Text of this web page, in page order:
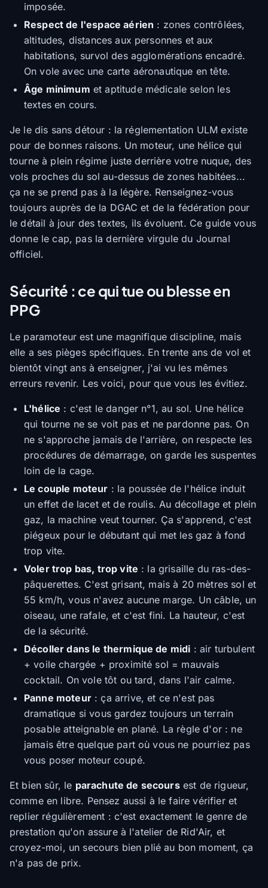
imposée.
Respect de l'espace aérien : zones contrôlées,
altitudes, distances aux personnes et aux
habitations, survol des agglomérations encadré.
On vole avec une carte aéronautique en tête.
Âge minimum et aptitude médicale selon les
textes en cours.
Je le dis sans détour : la réglementation ULM existe
pour de bonnes raisons. Un moteur, une hélice qui
tourne à plein régime juste derrière votre nuque, des
vols proches du sol au-dessus de zones habitées...
ça ne se prend pas à la légère. Renseignez-vous
toujours auprès de la DGAC et de la fédération pour
le détail à jour des textes, ils évoluent. Ce guide vous
donne le cap, pas la dernière virgule du Journal
officiel.
Sécurité : ce qui tue ou blesse en
PPG
Le paramoteur est une magnifique discipline, mais
elle a ses pièges spécifiques. En trente ans de vol et
bientôt vingt ans à enseigner, j'ai vu les mêmes
erreurs revenir. Les voici, pour que vous les évitiez.
L'hélice : c'est le danger n°1, au sol. Une hélice
qui tourne ne se voit pas et ne pardonne pas. On
ne s'approche jamais de l'arrière, on respecte les
procédures de démarrage, on garde les suspentes
loin de la cage.
Le couple moteur : la poussée de l'hélice induit
un effet de lacet et de roulis. Au décollage et plein
gaz, la machine veut tourner. Ça s'apprend, c'est
piégeux pour le débutant qui met les gaz à fond
trop vite.
Voler trop bas, trop vite : la grisaille du ras-des-
pâquerettes. C'est grisant, mais à 20 mètres sol et
55 km/h, vous n'avez aucune marge. Un câble, un
oiseau, une rafale, et c'est fini. La hauteur, c'est
de la sécurité.
Décoller dans le thermique de midi : air turbulent
+ voile chargée + proximité sol = mauvais
cocktail. On vole tôt ou tard, dans l'air calme.
Panne moteur: ça arrive, et ce n'est pas
dramatique si vous gardez toujours un terrain
posable atteignable en plané. La règle d'or : ne
jamais être quelque part où vous ne pourriez pas
vous poser moteur coupé.
Et bien sûr, le parachute de secoursest de rigueur,
comme en libre. Pensez aussi à le faire vérifier et
replier régulièrement : c'est exactement le genre de
prestation qu'on assure à l'atelier de Rid'Air, et
croyez-moi, un secours bien plié au bon moment, ça
n'a pas de prix.